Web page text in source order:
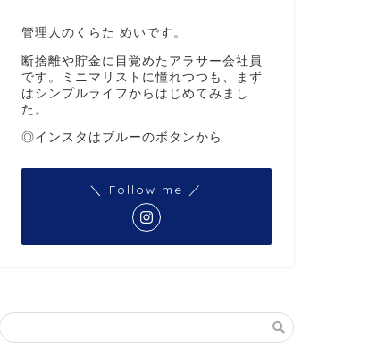
管理人のくらた めいです。
断捨離や貯金に目覚めたアラサー会社員
です。ミニマリストに憧れつつも、まず
はシンプルライフからはじめてみまし
た。
◎インスタはブルーのボタンから
＼ Follow me ／